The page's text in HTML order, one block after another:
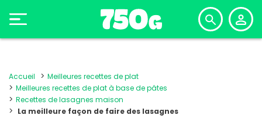
Accueil
Meilleures recettes de plat
Meilleures recettes de plat à base de pâtes
Recettes de lasagnes maison
La meilleure façon de faire des lasagnes